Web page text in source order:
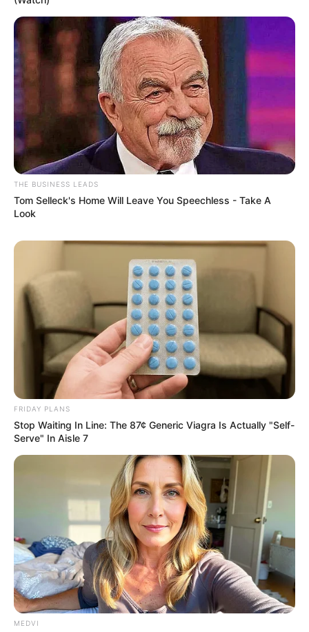
THE BUSINESS LEADS
Tom Selleck's Home Will Leave You Speechless - Take A
Look
FRIDAY PLANS
Stop Waiting In Line: The 87¢ Generic Viagra Is Actually "Self-
Serve" In Aisle 7
MEDVI